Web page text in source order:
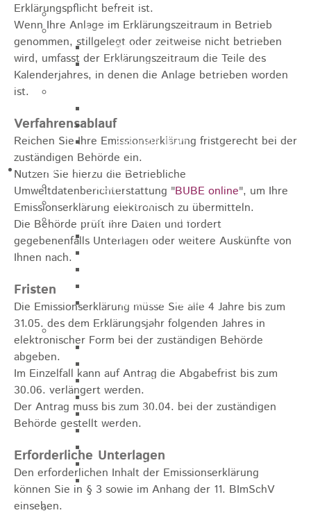
Jugendparlament
Wahlen
Wahlen Aktuell
Wahlinformation
Online Beteiligung
Zukunfts Team
Freizeit / Tourismus
Gastgeber
Veranstaltungen
Museen & Sammlungen
Schloss
Haus Anna Vetter
Sehenswürdigkeiten
Rathaus
Ev. Kirche
Miedermuseum
Haus "Anna Vetter"
Polizeimuseum Heubach e.V.
Das Schloss in Heubach
Der Rosenstein
Höhlen rund um Heubach
Erklärungspflicht befreit ist.
Wenn Ihre Anlage im Erklärungszeitraum in Betrieb
genommen, stillgelegt oder zeitweise nicht betrieben
wird, umfasst der Erklärungszeitraum die Teile des
Kalenderjahres, in denen die Anlage betrieben worden
ist.
Verfahrensablauf
Reichen Sie Ihre Emissionserklärung fristgerecht bei der
zuständigen Behörde ein.
Nutzen Sie hierzu die Betriebliche
Umweltdatenberichterstattung "BUBE online", um Ihre
Emissionserklärung elektronisch zu übermitteln.
Die Behörde prüft Ihre Daten und fordert
gegebenenfalls Unterlagen oder weitere Auskünfte von
Ihnen nach.
Fristen
Die Emissionserklärung müsse Sie alle 4 Jahre bis zum
31.05. des dem Erklärungsjahr folgenden Jahres in
elektronischer Form bei der zuständigen Behörde
abgeben.
Im Einzelfall kann auf Antrag die Abgabefrist bis zum
30.06. verlängert werden.
Der Antrag muss bis zum 30.04. bei der zuständigen
Behörde gestellt werden.
Erforderliche Unterlagen
Den erforderlichen Inhalt der Emissionserklärung
können Sie in § 3 sowie im Anhang der 11. BImSchV
einsehen.